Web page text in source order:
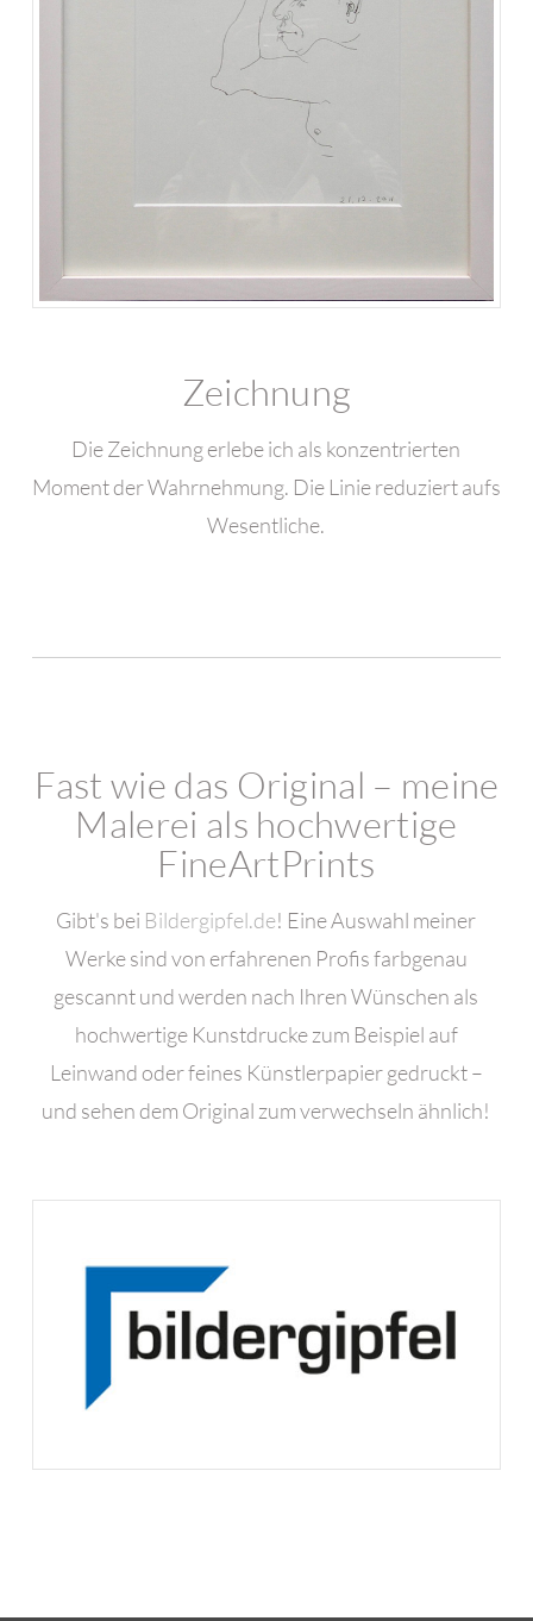
Zeichnung
Die Zeichnung erlebe ich als konzentrierten
Moment der Wahrnehmung. Die Linie reduziert aufs
Wesentliche.
Fast wie das Original – meine
Malerei als hochwertige
FineArtPrints
Gibt's bei Bildergipfel.de! Eine Auswahl meiner
Werke sind von erfahrenen Profis farbgenau
gescannt und werden nach Ihren Wünschen als
hochwertige Kunstdrucke zum Beispiel auf
Leinwand oder feines Künstlerpapier gedruckt –
und sehen dem Original zum verwechseln ähnlich!